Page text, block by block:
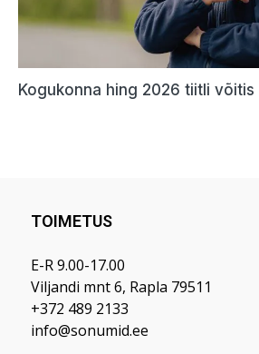
TOIMETUS
E-R 9.00-17.00
Viljandi mnt 6, Rapla 79511
+372 489 2133
info@sonumid.ee